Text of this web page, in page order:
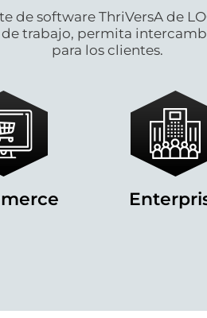
de software ThriVersA de
trabajo, permita
para los clientes.